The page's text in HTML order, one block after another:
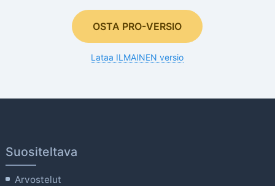
OSTA PRO-VERSIO
Lataa ILMAINEN versio
Suositeltava
Arvostelut